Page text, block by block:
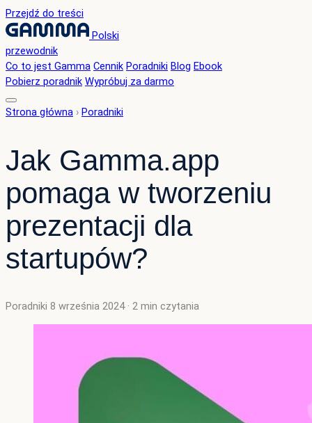
Przejdź do treści
Polski
przewodnik
Co to jest Gamma Cennik Poradniki Blog Ebook
Pobierz poradnik Wypróbuj za darmo
Strona główna › Poradniki
Jak Gamma.app
pomaga w tworzeniu
prezentacji dla
startupów?
Poradniki 8 września 2024 · 2 min czytania